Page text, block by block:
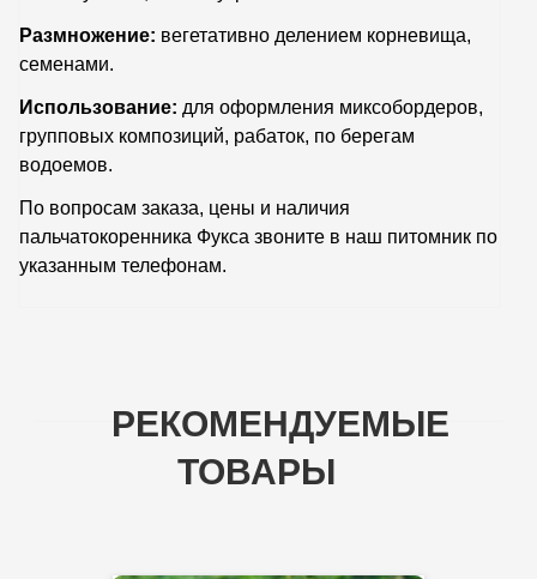
Размножение: вегетативно делением корневища,
семенами.
Использование: для оформления миксобордеров,
групповых композиций, рабаток, по берегам
водоемов.
По вопросам заказа, цены и наличия
пальчатокоренника Фукса звоните в наш питомник по
указанным телефонам.
РЕКОМЕНДУЕМЫЕ
ТОВАРЫ